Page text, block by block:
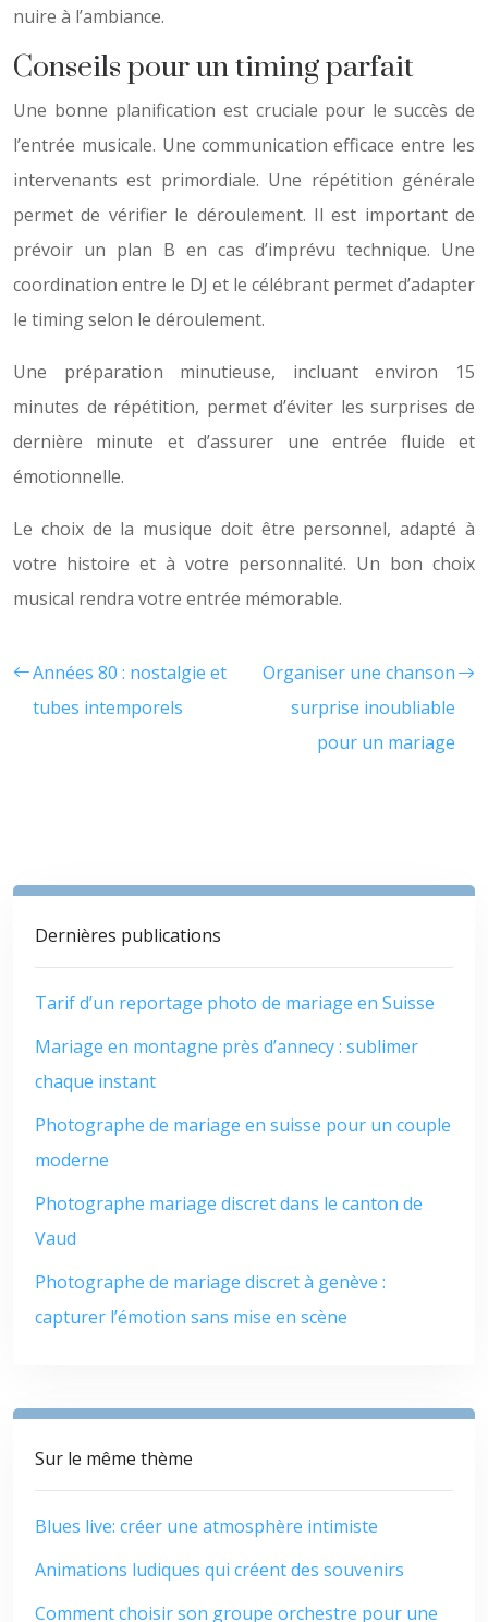
nuire à l’ambiance.
Conseils pour un timing parfait
Une bonne planification est cruciale pour le succès de
l’entrée musicale. Une communication efficace entre les
intervenants est primordiale. Une répétition générale
permet de vérifier le déroulement. Il est important de
prévoir un plan B en cas d’imprévu technique. Une
coordination entre le DJ et le célébrant permet d’adapter
le timing selon le déroulement.
Une préparation minutieuse, incluant environ 15
minutes de répétition, permet d’éviter les surprises de
dernière minute et d’assurer une entrée fluide et
émotionnelle.
Le choix de la musique doit être personnel, adapté à
votre histoire et à votre personnalité. Un bon choix
musical rendra votre entrée mémorable.
Années 80 : nostalgie et
tubes intemporels
Organiser une chanson
surprise inoubliable
pour un mariage
Dernières publications
Tarif d’un reportage photo de mariage en Suisse
Mariage en montagne près d’annecy : sublimer
chaque instant
Photographe de mariage en suisse pour un couple
moderne
Photographe mariage discret dans le canton de
Vaud
Photographe de mariage discret à genève :
capturer l’émotion sans mise en scène
Sur le même thème
Blues live: créer une atmosphère intimiste
Animations ludiques qui créent des souvenirs
Comment choisir son groupe orchestre pour une